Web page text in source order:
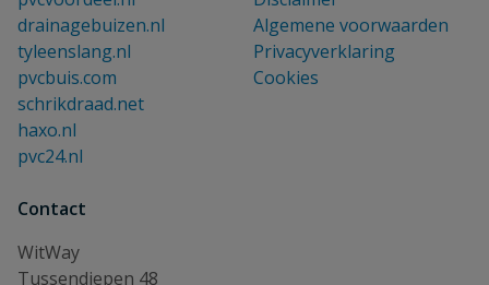
drainagebuizen.nl
tyleenslang.nl
pvcbuis.com
schrikdraad.net
haxo.nl
pvc24.nl
Algemene voorwaarden
Privacyverklaring
Cookies
Contact
WitWay
Tussendiepen 48